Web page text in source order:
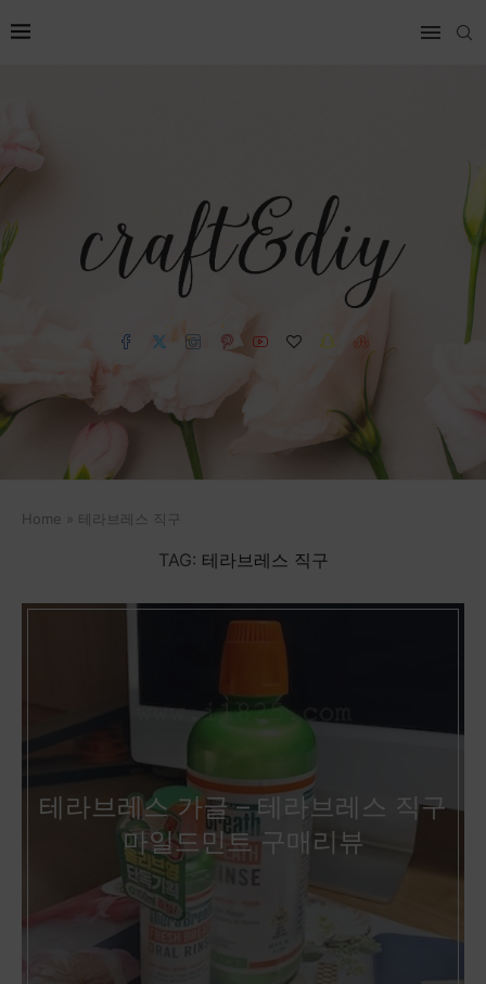
Home » 테라브레스 직구
TAG: 테라브레스 직구
테라브레스 가글 – 테라브레스 직구
마일드민트 구매리뷰